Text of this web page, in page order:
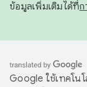
ข้อมูลเพิ่มเติมได้ที่ก
Google ใช้เทคโน